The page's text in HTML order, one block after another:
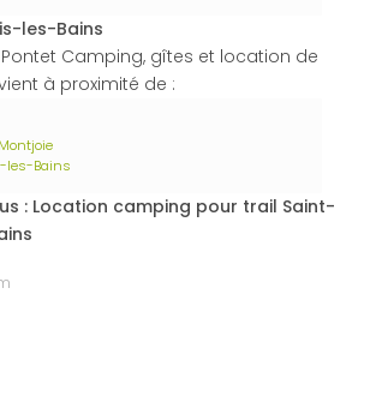
les-Bains
Camping, gîtes et location de
à proximité de :
les-Bains
: Location camping pour trail Saint-